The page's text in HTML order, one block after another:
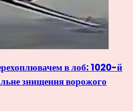
в лоб: 1020-й
знищення ворожого